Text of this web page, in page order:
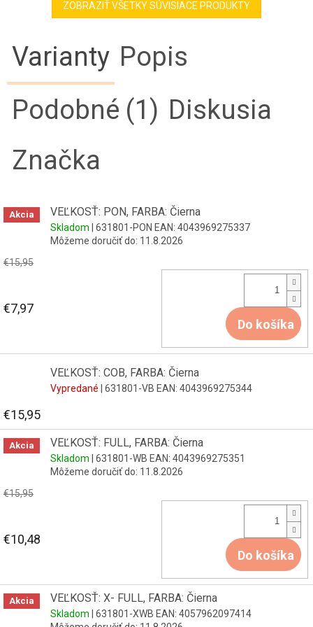
ZOBRAZIŤ VŠETKY SÚVISIACE PRODUKTY
Varianty Popis
Podobné (1) Diskusia
Značka
Akcia VEĽKOSŤ: PON, FARBA: Čierna
Skladom | 631801-PON EAN: 4043969275337
Môžeme doručiť do: 11.8.2026
€15,95
€7,97
Do košíka
VEĽKOSŤ: COB, FARBA: Čierna
Vypredané | 631801-VB EAN: 4043969275344
€15,95
Akcia VEĽKOSŤ: FULL, FARBA: Čierna
Skladom | 631801-WB EAN: 4043969275351
Môžeme doručiť do: 11.8.2026
€15,95
€10,48
Do košíka
Akcia VEĽKOSŤ: X- FULL, FARBA: Čierna
Skladom | 631801-XWB EAN: 4057962097414